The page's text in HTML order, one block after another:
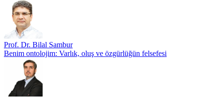
Prof. Dr. Bilal Sambur
Benim ontolojim: Varlık, oluş ve özgürlüğün felsefesi